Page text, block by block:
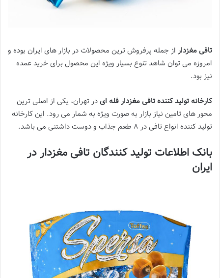
تافی مغزدار از جمله پرفروش ترین محصولات در بازار های ایران بوده و
امروزه می توان شاهد تنوع بسیار ویژه این محصول برای خرید عمده
نیز بود.
کارخانه تولید کننده تافی مغزدار فله ایدر تهران، یکی از اصلی ترین
محور های تامین نیاز بازار به صورت ویژه به شمار می رود. این کارخانه
تولید کننده انواع تافی در 8 طعم جذاب و دوست داشتنی می باشد.
بانک اطلاعات تولید کنندگان تافی مغزدار در
ایران